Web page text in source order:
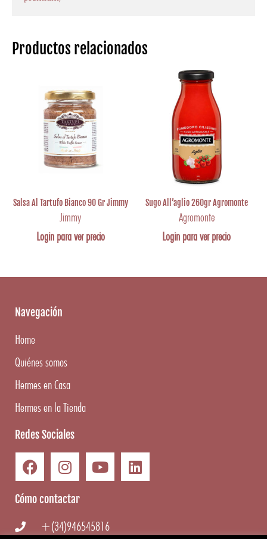
Productos relacionados
Salsa Al Tartufo Bianco 90 Gr Jimmy
Jimmy
Login para ver precio
Sugo All’aglio 260gr Agromonte
Agromonte
Login para ver precio
Navegación
Home
Quiénes somos
Hermes en Casa
Hermes en la Tienda
Redes Sociales
Cómo contactar
+(34)946545816